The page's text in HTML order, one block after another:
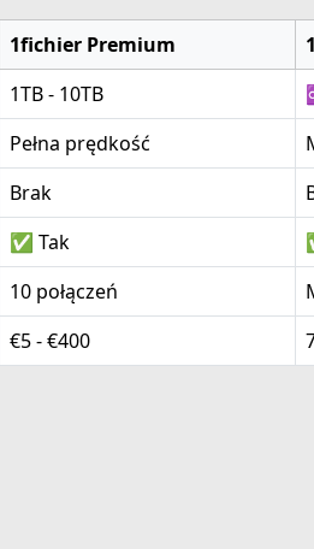
1fichier Premium
1TB - 10TB
Pełna prędkość
Brak
✅ Tak
10 połączeń
€5 - €400